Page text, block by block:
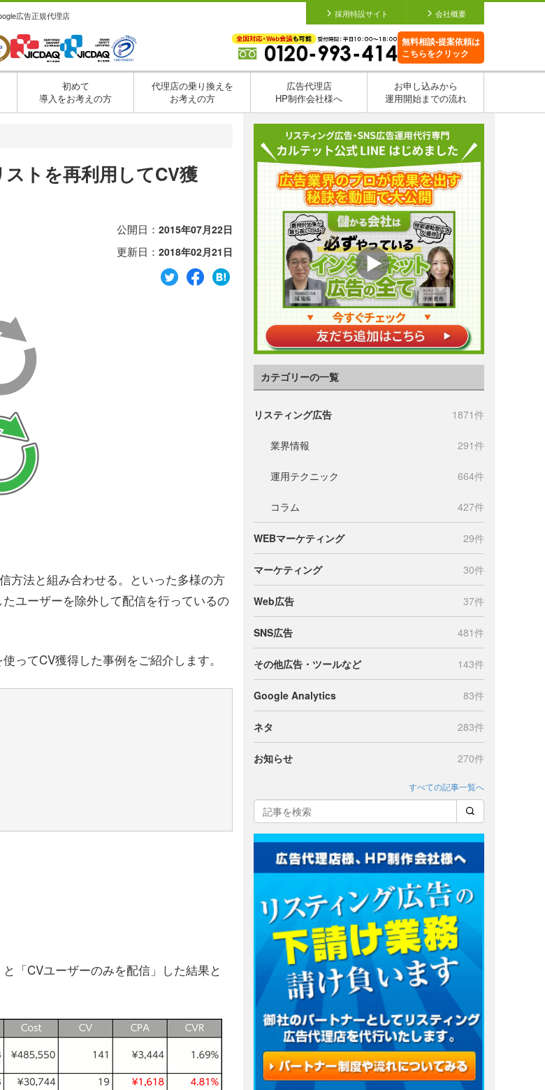
広告正規代理店 採用特設サイト 会社概要
無料相談•提案依頼は
こちらをクリック
初めて
導入をお考えの方
代理店の乗り換えを
お考えの方
広告代理店
HP制作会社様へ
お申し込みから
運用開始までの流れ
ストを再利用してCV獲
公開日： 2015年07月22日
更新日： 2018年02月21日
方法と組み合わせる。といった多様の方
ユーザーを除外して配信を行っているの
ってCV獲得した事例をご紹介します。
「CVユーザーのみを配信」した結果と
カテゴリーの一覧
リスティング広告 1871件
業界情報 291件
運用テクニック 664件
コラム 427件
WEBマーケティング 29件
マーケティング 30件
Web広告 37件
SNS広告 481件
その他広告・ツールなど 143件
Google Analytics 83件
ネタ 283件
お知らせ 270件
すべての記事一覧へ